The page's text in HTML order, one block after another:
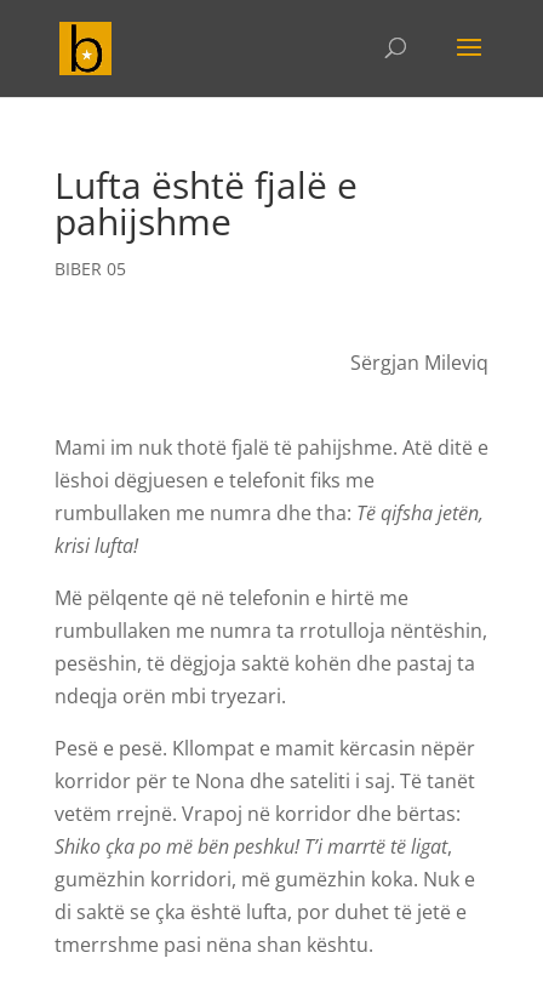
Lufta është fjalë e
pahijshme
BIBER 05
Sërgjan Mileviq
Mami im nuk thotë fjalë të pahijshme. Atë ditë e
lëshoi dëgjuesen e telefonit fiks me
rumbullaken me numra dhe tha: Të qifsha jetën,
krisi lufta!
Më pëlqente që në telefonin e hirtë me
rumbullaken me numra ta rrotulloja nëntëshin,
pesëshin, të dëgjoja saktë kohën dhe pastaj ta
ndeqja orën mbi tryezari.
Pesë e pesë. Kllompat e mamit kërcasin nëpër
korridor për te Nona dhe sateliti i saj. Të tanët
vetëm rrejnë. Vrapoj në korridor dhe bërtas:
Shiko çka po më bën peshku! T’i marrtë të ligat,
gumëzhin korridori, më gumëzhin koka. Nuk e
di saktë se çka është lufta, por duhet të jetë e
tmerrshme pasi nëna shan kështu.